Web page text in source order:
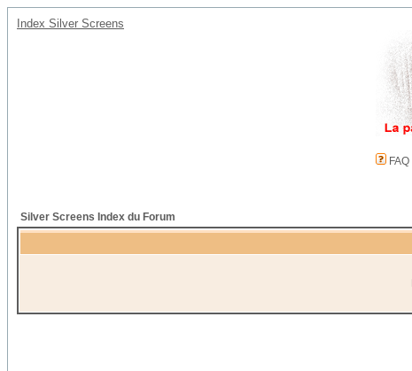
Index Silver Screens
FAQ
Silver Screens Index du Forum